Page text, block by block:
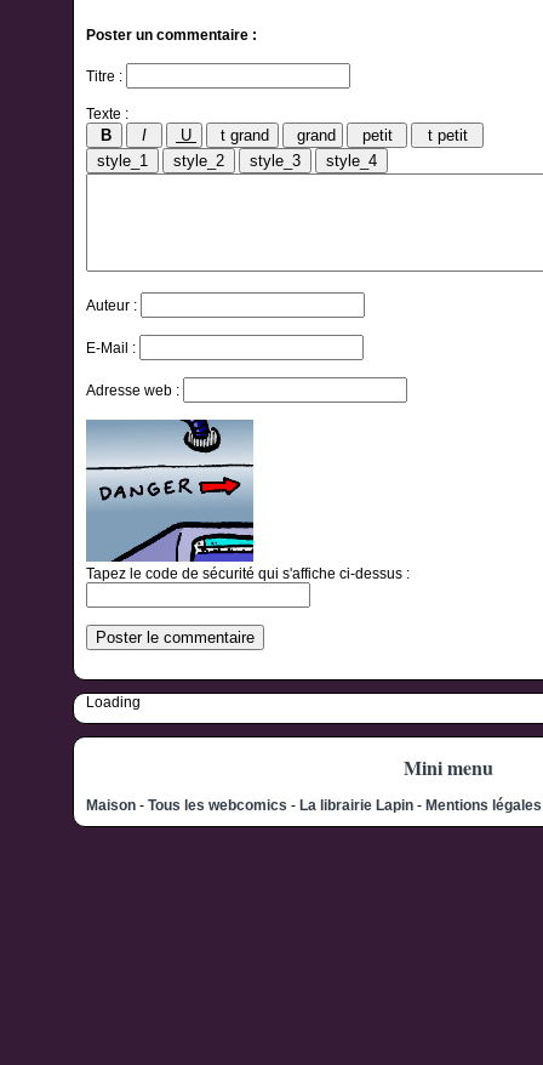
Poster un commentaire :
Titre :
Texte :
Auteur :
E-Mail :
Adresse web :
Tapez le code de sécurité qui s'affiche ci-dessus :
Loading
Mini menu
Maison - Tous les webcomics - La librairie Lapin - Mentions